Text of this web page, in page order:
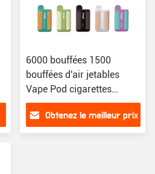
6000 bouffées 1500
bouffées d'air jetables
Vape Pod cigarettes
électroniques jetables
Obtenez le meilleur prix